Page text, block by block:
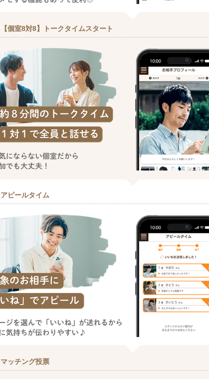
【個室8対8】トークタイムスタート
アピールタイム
マッチング投票